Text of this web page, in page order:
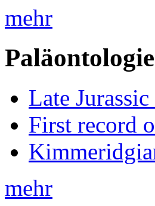
mehr
Paläontologie
Late
First record
mehr